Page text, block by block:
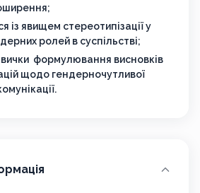
із явищем стереотипізації у
ролей в суспільстві;
формулювання висновків
щодо гендерночутливої